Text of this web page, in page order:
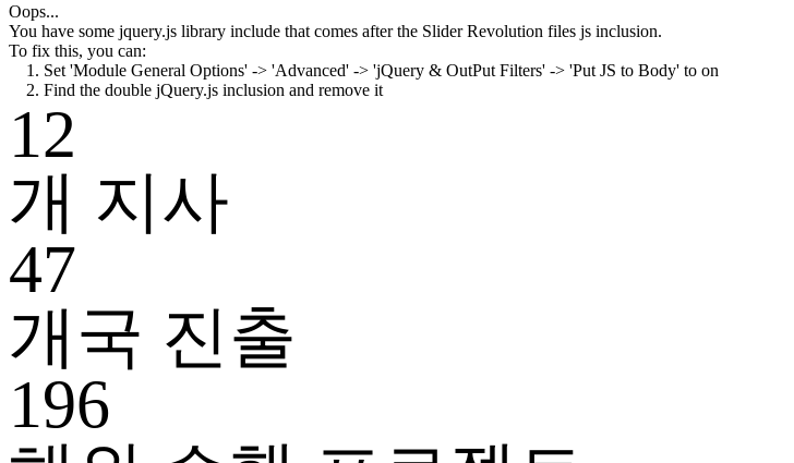
Oops...
You have some jquery.js library include that comes after the Slider Revolution files js inclusion.
To fix this, you can:
1. Set 'Module General Options' -> 'Advanced' -> 'jQuery & OutPut Filters' -> 'Put JS to Body' to on
2. Find the double jQuery.js inclusion and remove it
12
개 지사
47
개국 진출
196